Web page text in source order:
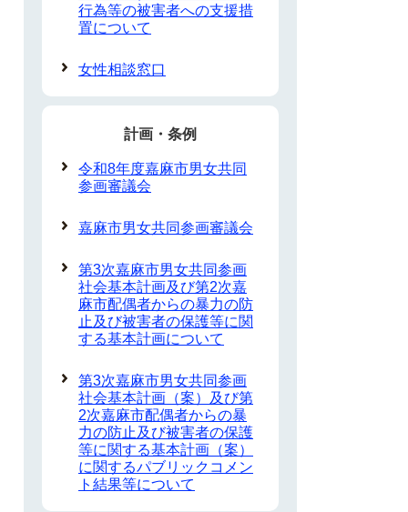
行為等の被害者への支援措
置について
女性相談窓口
計画・条例
令和8年度嘉麻市男女共同
参画審議会
嘉麻市男女共同参画審議会
第3次嘉麻市男女共同参画
社会基本計画及び第2次嘉
麻市配偶者からの暴力の防
止及び被害者の保護等に関
する基本計画について
第3次嘉麻市男女共同参画
社会基本計画（案）及び第
2次嘉麻市配偶者からの暴
力の防止及び被害者の保護
等に関する基本計画（案）
に関するパブリックコメン
ト結果等について